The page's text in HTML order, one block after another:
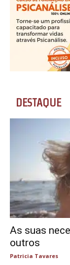
DESTAQUE
As suas
outros
Patricia Tavares